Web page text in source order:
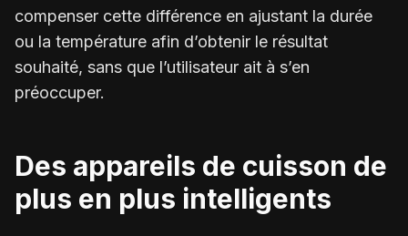
compenser cette différence en ajustant la durée
ou la température afin d’obtenir le résultat
souhaité, sans que l’utilisateur ait à s’en
préoccuper.
Des appareils de cuisson de
plus en plus intelligents